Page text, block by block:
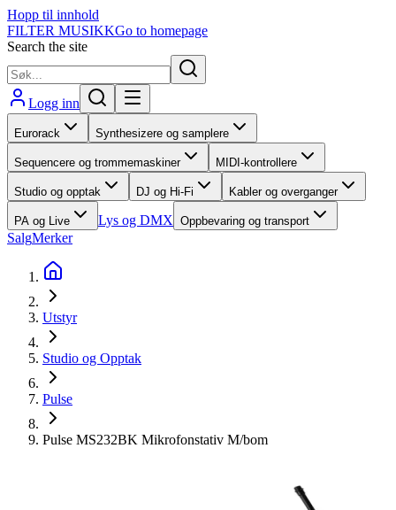
Hopp til innhold
FILTER MUSIKKGo to homepage
Search the site
Logg inn
Eurorack Synthesizere og samplere
Sequencere og trommemaskiner MIDI-kontrollere
Studio og opptak DJ og Hi-Fi Kabler og overganger
PA og Live Lys og DMX Oppbevaring og transport
SalgMerker
Utstyr
Studio og Opptak
Pulse
Pulse MS232BK Mikrofonstativ M/bom